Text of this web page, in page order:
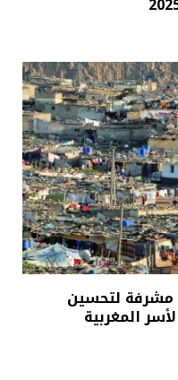
مشرفة لتحسين
المغربية